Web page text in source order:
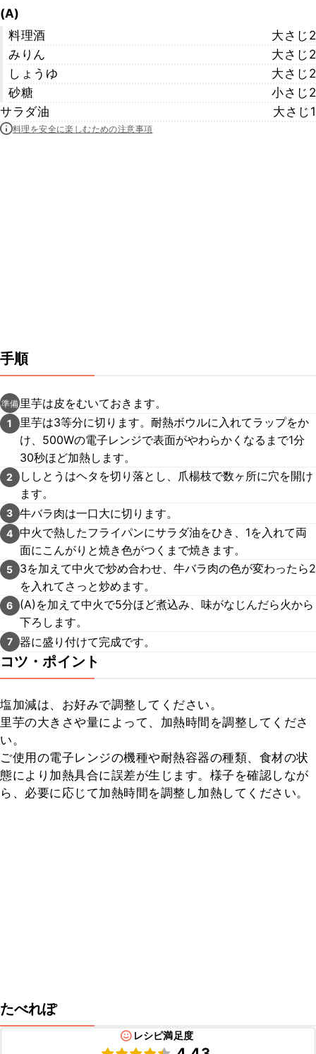
(A)
料理酒
大さじ2
みりん
大さじ2
しょうゆ
大さじ2
砂糖
小さじ2
サラダ油
大さじ1
料理を安全に楽しむための注意事項
手順
準備 里芋は皮をむいておきます。
1
里芋は3等分に切ります。耐熱ボウルに入れてラップをか
け、500Wの電子レンジで表面がやわらかくなるまで1分
30秒ほど加熱します。
2
ししとうはヘタを切り落とし、爪楊枝で数ヶ所に穴を開け
ます。
3 牛バラ肉は一口大に切ります。
4 中火で熱したフライパンにサラダ油をひき、1を入れて両
面にこんがりと焼き色がつくまで焼きます。
5
3を加えて中火で炒め合わせ、牛バラ肉の色が変わったら2
を入れてさっと炒めます。
6
(A)を加えて中火で5分ほど煮込み、味がなじんだら火から
下ろします。
7 器に盛り付けて完成です。
コツ・ポイント
塩加減は、お好みで調整してください。
里芋の大きさや量によって、加熱時間を調整してくださ
い。
ご使用の電子レンジの機種や耐熱容器の種類、食材の状
態により加熱具合に誤差が生じます。様子を確認しなが
ら、必要に応じて加熱時間を調整し加熱してください。
たべれぽ
レシピ満足度